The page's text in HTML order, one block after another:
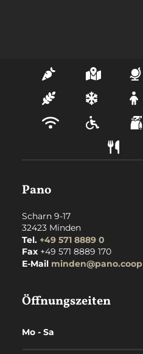
Pano
Scharn 9-17
32423 Minden
Tel. +49 571 8889 0
Fax +49 571 8889 170
E-Mail minden@pano.coop
Öffnungszeiten
Mo - Sa